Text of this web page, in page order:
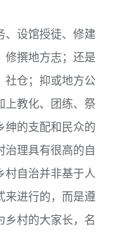
设馆授徒、修建
修撰地方志；还是
仓；抑或地方公
教化、团练、祭
绅的支配和民众的
治理具有很高的自
村自治并非基于人
来进行的，而是遵
乡村的大家长，名